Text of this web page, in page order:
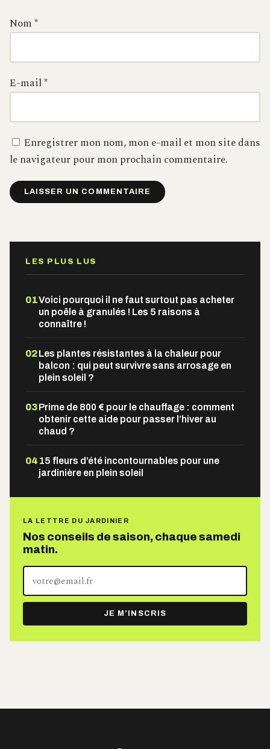
Nom*
E-mail*
Enregistrer mon nom, mon e-mail et mon site dans
le navigateur pour mon prochain commentaire.
LES PLUS LUS
01Voici pourquoi il ne faut surtout pas acheter
un poêle à granulés ! Les 5 raisons à
connaître !
02Les plantes résistantes à la chaleur pour
balcon : qui peut survivre sans arrosage en
plein soleil ?
03Prime de 800 € pour le chauffage : comment
obtenir cette aide pour passer l’hiver au
chaud ?
04 15 fleurs d’été incontournables pour une
jardinière en plein soleil
LA LETTRE DU JARDINIER
Nos conseils de saison, chaque samedi
matin.
adresse
e-
mail
JE M’INSCRIS